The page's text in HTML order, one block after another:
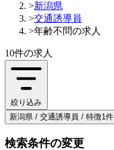
>新潟県
>交通誘導員
>年齢不問の求人
10件の求人
絞り込み
新潟県 / 交通誘導員 / 特徴1件
検索条件の変更